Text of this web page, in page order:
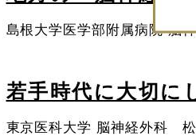
島根大学医学部附属病院 脳
若手時代に大切
東京医科大学 脳神経外科